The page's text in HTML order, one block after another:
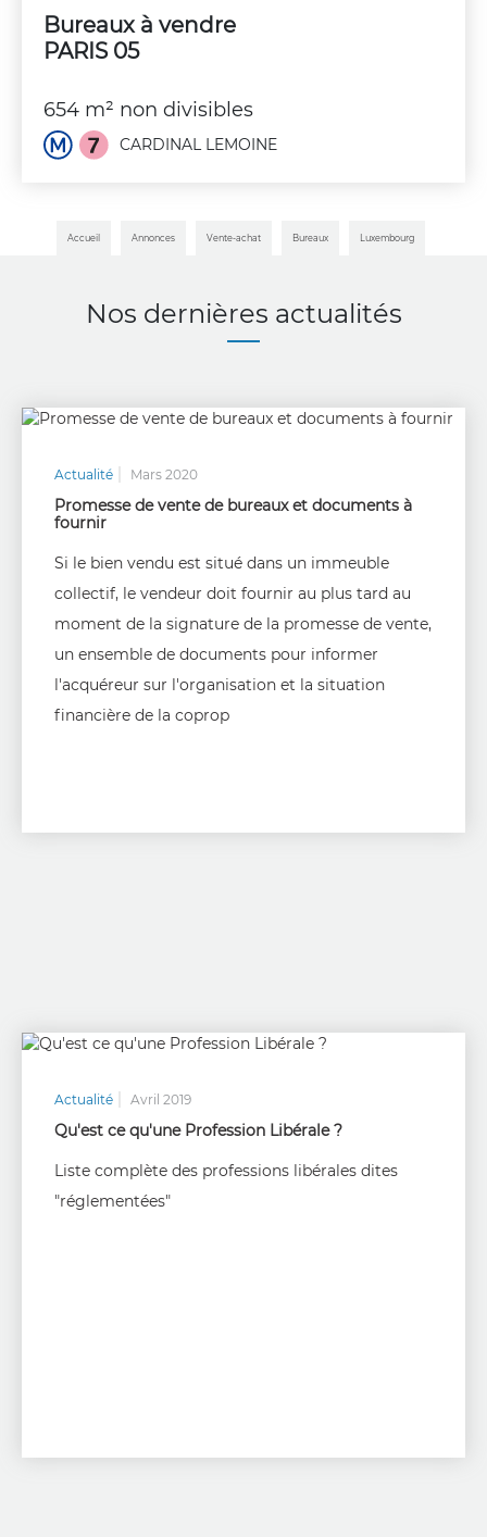
Bureaux à vendre
PARIS 05
654 m² non divisibles
CARDINAL LEMOINE
Accueil Annonces Vente-achat Bureaux Luxembourg
Nos dernières actualités
Actualité Mars 2020
Promesse de vente de bureaux et documents à
fournir
Si le bien vendu est situé dans un immeuble
collectif, le vendeur doit fournir au plus tard au
moment de la signature de la promesse de vente,
un ensemble de documents pour informer
l'acquéreur sur l'organisation et la situation
financière de la coprop
Actualité Avril 2019
Qu'est ce qu'une Profession Libérale ?
Liste complète des professions libérales dites
"réglementées"